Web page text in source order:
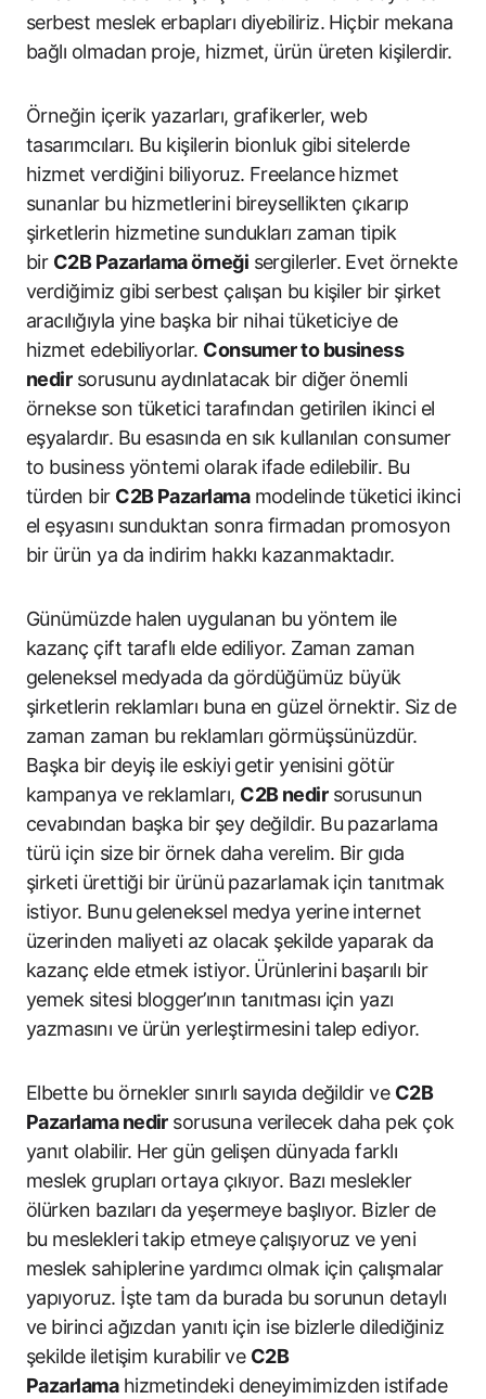
serbest meslek erbapları diyebiliriz. Hiçbir mekana
bağlı olmadan proje, hizmet, ürün üreten kişilerdir.
Örneğin içerik yazarları, grafikerler, web
tasarımcıları. Bu kişilerin bionluk gibi sitelerde
hizmet verdiğini biliyoruz. Freelance hizmet
sunanlar bu hizmetlerini bireysellikten çıkarıp
şirketlerin hizmetine sundukları zaman tipik
bir C2B Pazarlama örneği sergilerler. Evet örnekte
verdiğimiz gibi serbest çalışan bu kişiler bir şirket
aracılığıyla yine başka bir nihai tüketiciye de
hizmet edebiliyorlar. Consumer to business
nedirsorusunu aydınlatacak bir diğer önemli
örnekse son tüketici tarafından getirilen ikinci el
eşyalardır. Bu esasında en sık kullanılan consumer
to business yöntemi olarak ifade edilebilir. Bu
türden bir C2B Pazarlamamodelinde tüketici ikinci
el eşyasını sunduktan sonra firmadan promosyon
bir ürün ya da indirim hakkı kazanmaktadır.
Günümüzde halen uygulanan bu yöntem ile
kazanç çift taraflı elde ediliyor. Zaman zaman
geleneksel medyada da gördüğümüz büyük
şirketlerin reklamları buna en güzel örnektir. Siz de
zaman zaman bu reklamları görmüşsünüzdür.
Başka bir deyiş ile eskiyi getir yenisini götür
kampanya ve reklamları, C2B nedirsorusunun
cevabından başka bir şey değildir. Bu pazarlama
türü için size bir örnek daha verelim. Bir gıda
şirketi ürettiği bir ürünü pazarlamak için tanıtmak
istiyor. Bunu geleneksel medya yerine internet
üzerinden maliyeti az olacak şekilde yaparak da
kazanç elde etmek istiyor. Ürünlerini başarılı bir
yemek sitesi blogger’ının tanıtması için yazı
yazmasını ve ürün yerleştirmesini talep ediyor.
Elbette bu örnekler sınırlı sayıda değildir ve C2B
Pazarlama nedirsorusuna verilecek daha pek çok
yanıt olabilir. Her gün gelişen dünyada farklı
meslek grupları ortaya çıkıyor. Bazı meslekler
ölürken bazıları da yeşermeye başlıyor. Bizler de
bu meslekleri takip etmeye çalışıyoruz ve yeni
meslek sahiplerine yardımcı olmak için çalışmalar
yapıyoruz. İşte tam da burada bu sorunun detaylı
ve birinci ağızdan yanıtı için ise bizlerle dilediğiniz
şekilde iletişim kurabilir ve C2B
Pazarlamahizmetindeki deneyimimizden istifade